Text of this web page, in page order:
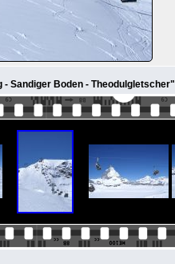
- Sandiger Boden - Theodulgletscher"